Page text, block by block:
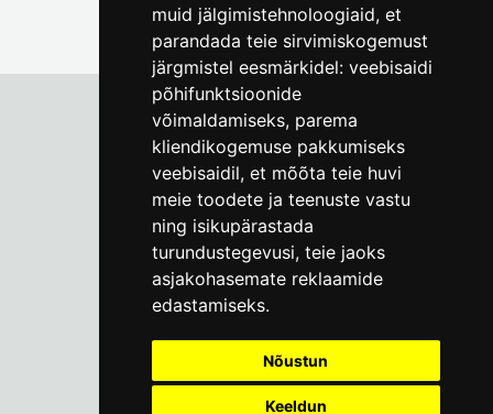
muid jälgimistehnoloogiaid, et
parandada teie sirvimiskogemust
järgmistel eesmärkidel: veebisaidi
põhifunktsioonide
võimaldamiseks, parema
kliendikogemuse pakkumiseks
veebisaidil, et mõõta teie huvi
meie toodete ja teenuste vastu
ning isikupärastada
turundustegevusi, teie jaoks
asjakohasemate reklaamide
edastamiseks.
Nõustun
Keeldun
Tallinna Linnamuuseum
Vene 17
E-R kell 9-17(+372) 610 4178
info@linnamuuseum.ee
Küpsisepoliitika